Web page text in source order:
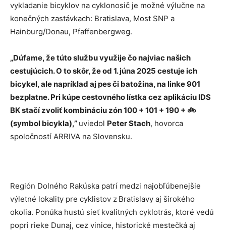
vykladanie bicyklov na cyklonosič je možné výlučne na
konečných zastávkach: Bratislava, Most SNP a
Hainburg/Donau, Pfaffenbergweg.
„Dúfame, že túto službu využije čo najviac našich
cestujúcich. O to skôr, že od 1. júna 2025 cestuje ich
bicykel, ale napríklad aj pes či batožina, na linke 901
bezplatne. Pri kúpe cestovného lístka cez aplikáciu IDS
BK stačí zvoliť kombináciu zón 100 + 101 + 190 + 🚲
(symbol bicykla),” uviedol Peter Stach, hovorca
spoločností ARRIVA na Slovensku.
Región Dolného Rakúska patrí medzi najobľúbenejšie
výletné lokality pre cyklistov z Bratislavy aj širokého
okolia. Ponúka hustú sieť kvalitných cyklotrás, ktoré vedú
popri rieke Dunaj, cez vinice, historické mestečká aj